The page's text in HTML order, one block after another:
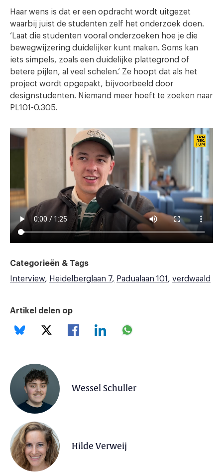
Haar wens is dat er een opdracht wordt uitgezet
waarbij juist de studenten zelf het onderzoek doen.
‘Laat die studenten vooral onderzoeken hoe je die
bewegwijzering duidelijker kunt maken. Soms kan
iets simpels, zoals een duidelijke plattegrond of
betere pijlen, al veel schelen.’ Ze hoopt dat als het
project wordt opgepakt, bijvoorbeeld door
designstudenten. Niemand meer hoeft te zoeken naar
PL101-0.305.
Categorieën & Tags
Interview
Heidelberglaan 7 Padualaan 101 verdwaald
Artikel delen op
Wessel Schuller
Hilde Verweij